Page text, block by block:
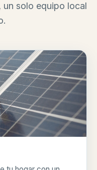
un solo equipo local